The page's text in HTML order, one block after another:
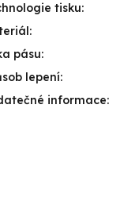
tisku:
:
pásu:
lepení:
informace: